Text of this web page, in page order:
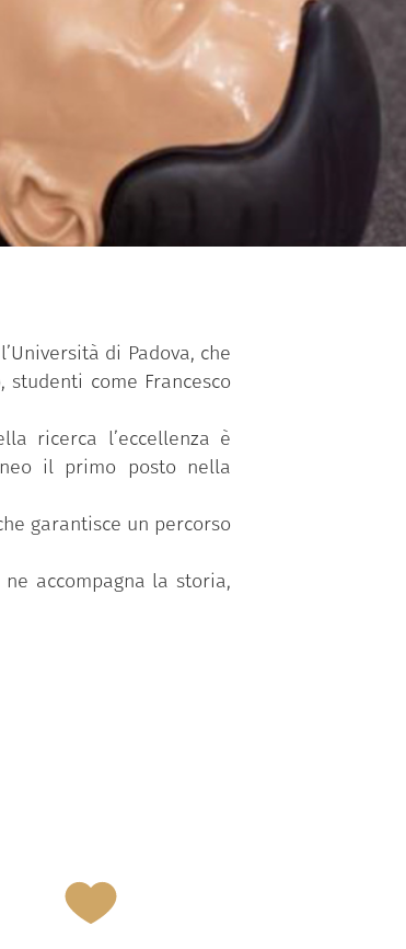
di Padova, che
come Francesco
ricerca l’eccellenza è
il primo posto nella
garantisce un percorso
accompagna la storia,